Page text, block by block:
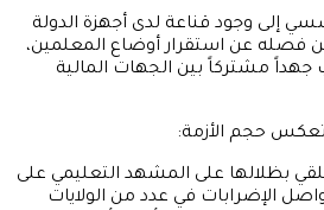
إلى وجود قناعة لدى أجهزة الدولة
فصله عن استقرار أوضاع المعلمين،
مشتركاً بين الجهات المالية
حجم الأزمة:
تلقي بظلالها على المشهد التعليمي على
الإضرابات في عدد من الولايات